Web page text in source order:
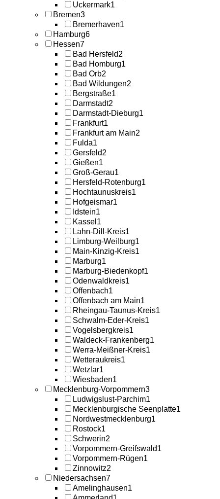
Uckermark1
Bremen3
Bremerhaven1
Hamburg6
Hessen7
Bad Hersfeld2
Bad Homburg1
Bad Orb2
Bad Wildungen2
Bergstraße1
Darmstadt2
Darmstadt-Dieburg1
Frankfurt1
Frankfurt am Main2
Fulda1
Gersfeld2
Gießen1
Groß-Gerau1
Hersfeld-Rotenburg1
Hochtaunuskreis1
Hofgeismar1
Idstein1
Kassel 1
Lahn-Dill-Kreis1
Limburg-Weilburg1
Main-Kinzig-Kreis1
Marburg1
Marburg-Biedenkopf1
Odenwaldkreis1
Offenbach1
Offenbach am Main1
Rheingau-Taunus-Kreis1
Schwalm-Eder-Kreis1
Vogelsbergkreis1
Waldeck-Frankenberg1
Werra-Meißner-Kreis1
Wetteraukreis1
Wetzlar1
Wiesbaden1
Mecklenburg-Vorpommern3
Ludwigslust-Parchim1
Mecklenburgische Seenplatte1
Nordwestmecklenburg1
Rostock1
Schwerin2
Vorpommern-Greifswald1
Vorpommern-Rügen1
Zinnowitz2
Niedersachsen7
Amelinghausen1